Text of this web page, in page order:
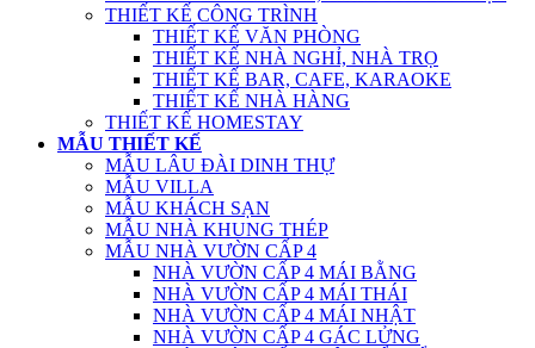
THIẾT KẾ CÔNG TRÌNH
THIẾT KẾ VĂN PHÒNG
THIẾT KẾ NHÀ NGHỈ, NHÀ TRỌ
THIẾT KẾ BAR, CAFE, KARAOKE
THIẾT KẾ NHÀ HÀNG
THIẾT KẾ HOMESTAY
MẪU THIẾT KẾ
MẪU LÂU ĐÀI DINH THỰ
MẪU VILLA
MẪU KHÁCH SẠN
MẪU NHÀ KHUNG THÉP
MẪU NHÀ VƯỜN CẤP 4
NHÀ VƯỜN CẤP 4 MÁI BẰNG
NHÀ VƯỜN CẤP 4 MÁI THÁI
NHÀ VƯỜN CẤP 4 MÁI NHẬT
NHÀ VƯỜN CẤP 4 GÁC LỬNG